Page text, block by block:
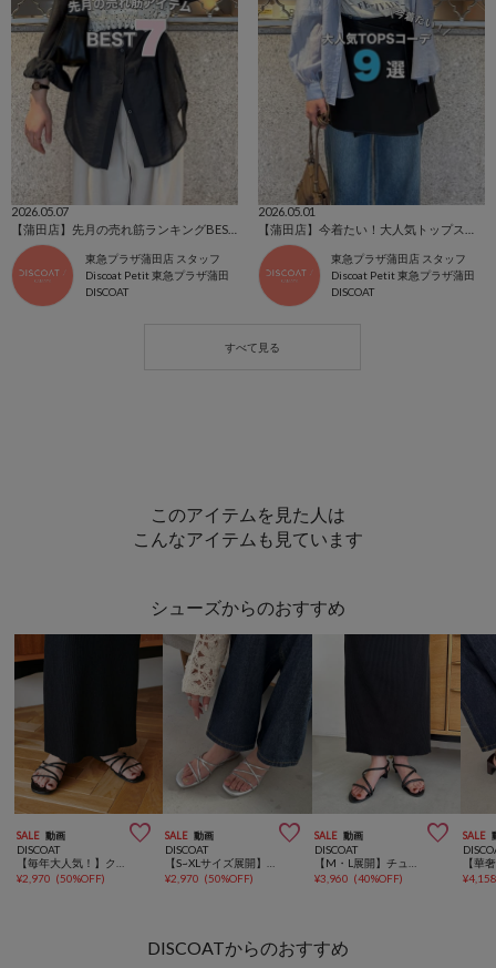
2026.05.07
東急プラザ蒲田店 スタッフ
Discoat Petit 東急プラザ蒲田
DISCOAT
2026.05.01
東急プラザ蒲田店 スタッフ
Discoat Petit 東急プラザ蒲田
DISCOAT
このアイテムを見た人は
こんなアイテムも見ています
シューズからのおすすめ
SALE 動画 
DISCOAT
¥2,970 (50%OFF)
SALE 動画 
DISCOAT
¥2,970 (50%OFF)
SALE 動画 
DISCOAT
¥3,960 (40%OFF)
SALE
¥
DISCOATからのおすすめ